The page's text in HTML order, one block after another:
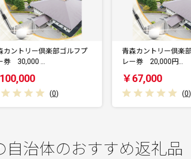
ー倶楽部ゴルフプ
…
0 )
青森カントリー倶楽部ゴルフ
レー券 20,000円…
￥67,000
0 )
自治体のおすすめ返礼品